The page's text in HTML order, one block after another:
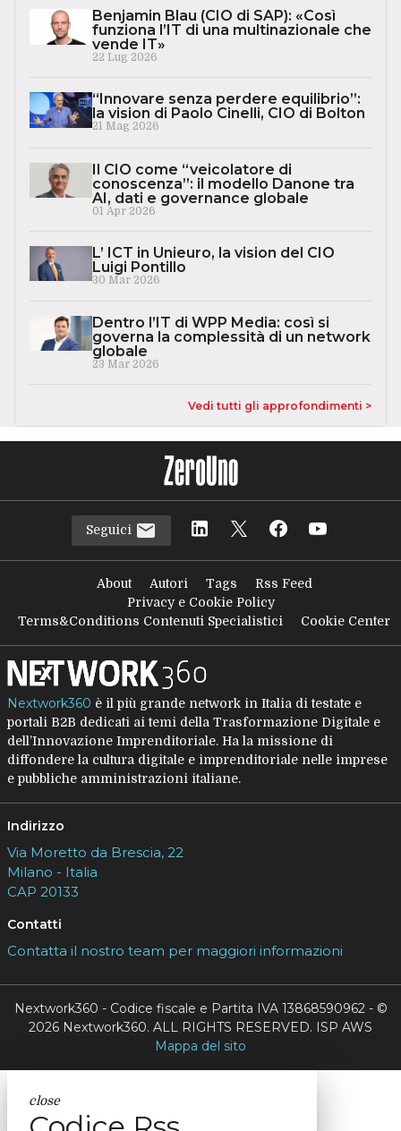
Benjamin Blau (CIO di SAP): «Così
funziona l’IT di una multinazionale che
vende IT»
22 Lug 2026
“Innovare senza perdere equilibrio”:
la vision di Paolo Cinelli, CIO di Bolton
21 Mag 2026
Il CIO come “veicolatore di
conoscenza”: il modello Danone tra
AI, dati e governance globale
01 Apr 2026
L’ ICT in Unieuro, la vision del CIO
Luigi Pontillo
30 Mar 2026
Dentro l’IT di WPP Media: così si
governa la complessità di un network
globale
23 Mar 2026
Vedi tutti gli approfondimenti >
Seguici
About Autori Tags
Rss Feed
Privacy e Cookie Policy
Terms&Conditions Contenuti Specialistici
Cookie Center
Nextwork360 è il più grande network in Italia di testate e
portali B2B dedicati ai temi della Trasformazione Digitale e
dell’Innovazione Imprenditoriale. Ha la missione di
diffondere la cultura digitale e imprenditoriale nelle imprese
e pubbliche amministrazioni italiane.
Indirizzo
Via Moretto da Brescia, 22
Milano - Italia
CAP 20133
Contatti
Contatta il nostro team per maggiori informazioni
Nextwork360 - Codice fiscale e Partita IVA 13868590962 - ©
2026 Nextwork360. ALL RIGHTS RESERVED. ISP AWS
Mappa del sito
close